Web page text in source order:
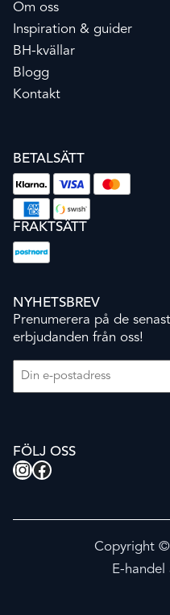
Om oss
Inspiration & guider
BH-kvällar
Blogg
Kontakt
BETALSÄTT
FRAKTSÄTT
NYHETSBREV
Prenumerera på de
erbjudanden från oss!
FÖLJ OSS
Instagram
Facebook
Copyright
E-handel